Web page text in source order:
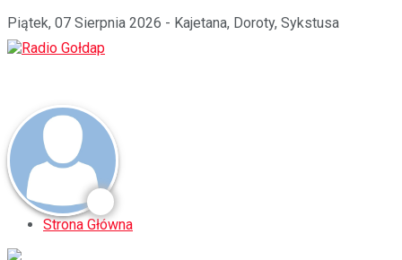
Piątek, 07 Sierpnia 2026 - Kajetana, Doroty, Sykstusa
Strona Główna